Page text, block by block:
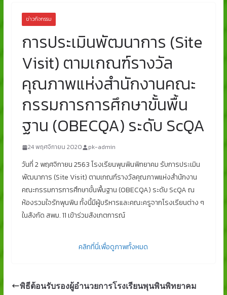
ข่าวกิจกรรม
การประเมินพัฒนาการ (Site
Visit) ตามเกณฑ์รางวัล
คุณภาพแห่งสำนักงานคณะ
กรรมการการศึกษาขั้นพื้น
ฐาน (OBECQA) ระดับ ScQA
24 พฤศจิกายน 2020 pk-admin
วันที่ 2 พฤศจิกายน 2563 โรงเรียนพุนพินพิทยาคม รับการประเมิน
พัฒนาการ (Site Visit) ตามเกณฑ์รางวัลคุณภาพแห่งสำนักงาน
คณะกรรมการการศึกษาขั้นพื้นฐาน (OBECQA) ระดับ ScQA ณ
ห้องรวมใจรักพุนพิน ทั้งนี้มีผู้บริหารและคณะครูจากโรงเรียนต่าง ๆ
ในสังกัด สพม. 11 เข้าร่วมสังเกตการณ์
คลิกที่นี่เพื่อดูภาพทั้งหมด
พิธีต้อนรับรองผู้อำนวยการโรงเรียนพุนพินพิทยาคม